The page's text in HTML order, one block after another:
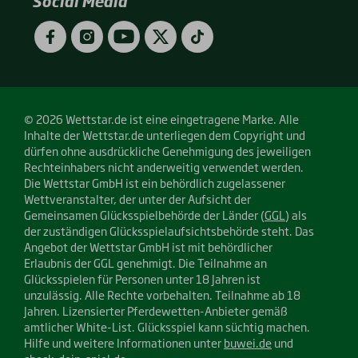
Google
Play)
App
Store)
FacebookInstagramYouTubeTwitterTikTok
© 2026 Wettstar.de ist eine eingetragene Marke. Alle
Inhalte der Wettstar.de unterliegen dem Copyright und
dürfen ohne ausdrückliche Genehmigung des jeweiligen
Rechteinhabers nicht anderweitig verwendet werden.
Die Wettstar GmbH ist ein behördlich zugelassener
Wettveranstalter, der unter der Aufsicht der
Gemeinsamen Glücksspielbehörde der Länder (GGL) als
der zuständigen Glücksspielaufsichtsbehörde steht. Das
Angebot der Wettstar GmbH ist mit behördlicher
Erlaubnis der GGL genehmigt. Die Teilnahme an
Glücksspielen für Personen unter 18 Jahren ist
unzulässig. Alle Rechte vorbehalten. Teilnahme ab 18
Jahren. Lizensierter Pferdewetten-Anbieter gemäß
amtlicher White-List. Glücksspiel kann süchtig machen.
Hilfe und weitere Informationen unterbuwei.deund